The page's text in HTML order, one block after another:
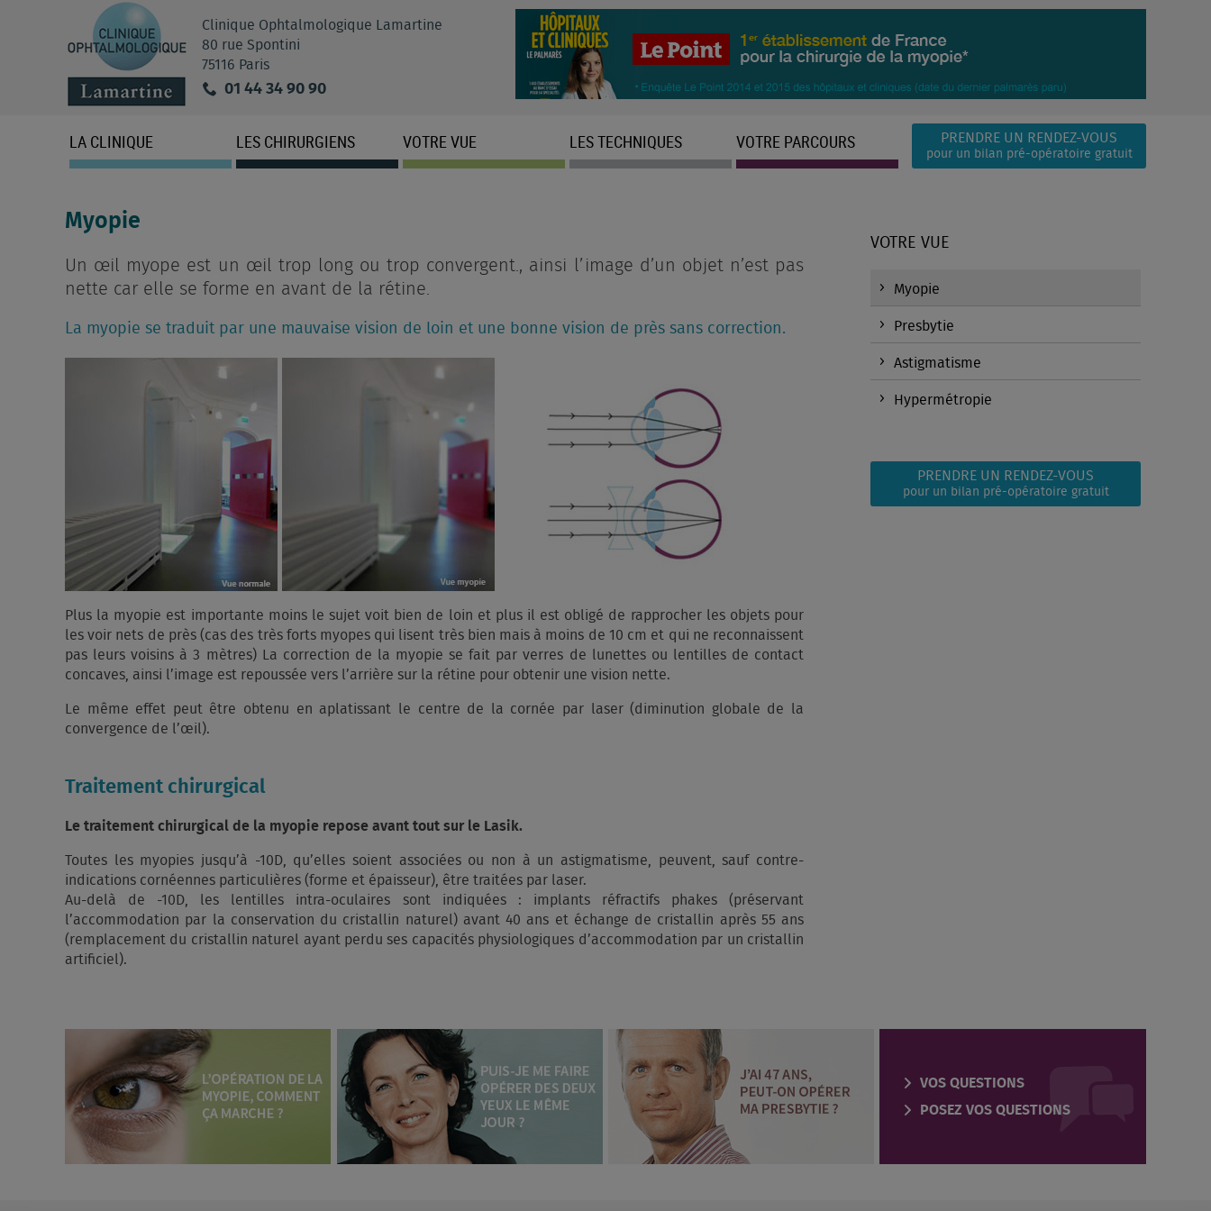
Clinique Ophtalmologique Lamartine
80 rue Spontini
75116 Paris
01 44 34 90 90
LA CLINIQUE LES CHIRURGIENS VOTRE VUE LES TECHNIQUES VOTRE PARCOURS PRENDRE UN RENDEZ-VOUS
pour un bilan pré-opératoire gratuit
Myopie
Un œil myope est un œil trop long ou trop convergent., ainsi l’image d’un objet n’est pas
nette car elle se forme en avant de la rétine.
La myopie se traduit par une mauvaise vision de loin et une bonne vision de près sans correction.
Plus la myopie est importante moins le sujet voit bien de loin et plus il est obligé de rapprocher les objets pour
les voir nets de près (cas des très forts myopes qui lisent très bien mais à moins de 10 cm et qui ne reconnaissent
pas leurs voisins à 3 mètres) La correction de la myopie se fait par verres de lunettes ou lentilles de contact
concaves, ainsi l’image est repoussée vers l’arrière sur la rétine pour obtenir une vision nette.
Le même effet peut être obtenu en aplatissant le centre de la cornée par laser (diminution globale de la
convergence de l’œil).
Traitement chirurgical
Le traitement chirurgical de la myopie repose avant tout sur le Lasik.
Toutes les myopies jusqu’à -10D, qu’elles soient associées ou non à un astigmatisme, peuvent, sauf contre-
indications cornéennes particulières (forme et épaisseur), être traitées par laser.
Au-delà de -10D, les lentilles intra-oculaires sont indiquées : implants réfractifs phakes (préservant
l’accommodation par la conservation du cristallin naturel) avant 40 ans et échange de cristallin après 55 ans
(remplacement du cristallin naturel ayant perdu ses capacités physiologiques d’accommodation par un cristallin
artificiel).
VOTRE VUE
Myopie
Presbytie
Astigmatisme
Hypermétropie
PRENDRE UN RENDEZ-VOUS
pour un bilan pré-opératoire gratuit
VOS QUESTIONS
POSEZ VOS QUESTIONS